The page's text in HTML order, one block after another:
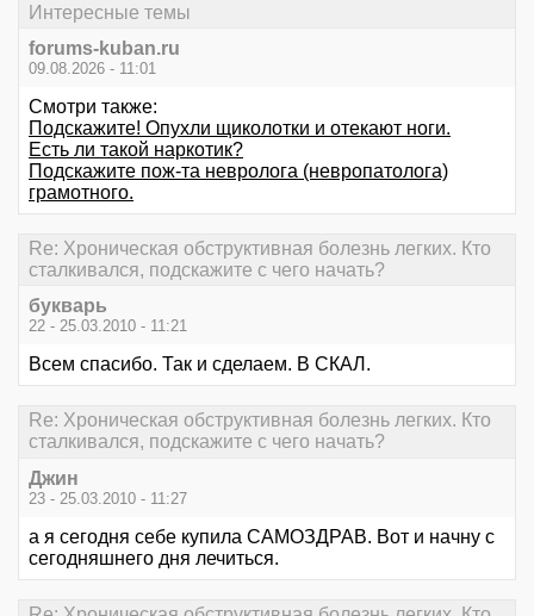
Интересные темы
forums-kuban.ru
09.08.2026 - 11:01
Смотри также:
Подскажите! Опухли щиколотки и отекают ноги.
Есть ли такой наркотик?
Подскажите пож-та невролога (невропатолога)
грамотного.
Re: Хроническая обструктивная болезнь легких. Кто
сталкивался, подскажите с чего начать?
букварь
22 - 25.03.2010 - 11:21
Всем спасибо. Так и сделаем. В СКАЛ.
Re: Хроническая обструктивная болезнь легких. Кто
сталкивался, подскажите с чего начать?
Джин
23 - 25.03.2010 - 11:27
а я сегодня себе купила САМОЗДРАВ. Вот и начну с
сегодняшнего дня лечиться.